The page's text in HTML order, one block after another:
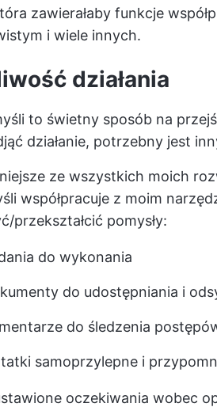
zawierałaby funkcje
i wiele innych.
działania
to świetny sposób na
działanie, potrzebny jest
ze wszystkich moich
współpracuje z moim
przekształcić pomysły:
do wykonania
do udostępniania i
do śledzenia
samoprzylepne i
oczekiwania wobec